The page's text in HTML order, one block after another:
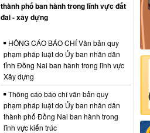
thành phố ban hành trong lĩnh vực đất
đai - xây dựng
HÔNG CÁO BÁO CHÍ Văn bản quy
phạm pháp luật do Ủy ban nhân dân
tỉnh Đồng Nai ban hành trong lĩnh vực
Xây dựng
Thông cáo báo chí văn bản quy
phạm pháp luật do Ủy ban nhân dân
thành phố Đồng Nai ban hành trong
lĩnh vực kiến trúc